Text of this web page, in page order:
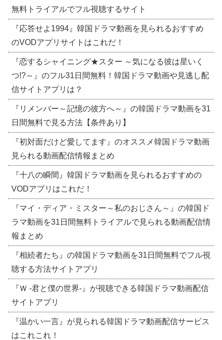
無料トライアルでフル視聴するサイト
『応答せよ1994』韓国ドラマ動画を見られるおすすめ
のVODアプリサイトはこれだ！
『恋するシャイニング★スター ～気になる彼は星いく
つ!?～』のフル31日間無料！韓国ドラマ動画や見逃し配
信サイトアプリは？
『リメンバー～記憶の彼方へ～』の韓国ドラマ動画を31
日間無料で見る方法【条件あり】
『初対面だけど愛してます』のオススメ韓国ドラマ動画
見られる動画配信情報まとめ
『十八の瞬間』韓国ドラマ動画を見られるおすすめの
VODアプリはこれだ！
『マイ・ディア・ミスター～私のおじさん～』の韓国ド
ラマ動画を31日間無料トライアルで見られる動画配信情
報まとめ
『相続者たち』の韓国ドラマ動画を31日間無料でフル視
聴する方法サイトアプリ
『Ｗ -君と僕の世界-』が視聴できる韓国ドラマ動画配信
サイトアプリ
『温かい一言』が見られる韓国ドラマ動画配信サービス
はこれこれ！